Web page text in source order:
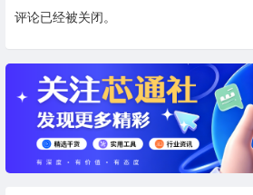
评论已经被关闭。